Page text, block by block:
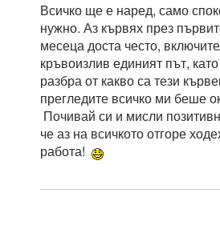
Всичко ще е наред, само
нужно. Аз кървях през
месеца доста често,
кръвоизлив единият път,
разбра от какво са тези
прегледите всичко ми беше
Почивай си и мисли
че аз на всичкото отгоре
работа!